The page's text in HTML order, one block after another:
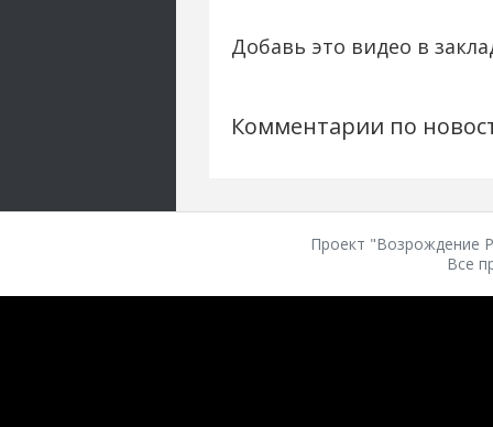
Добавь это видео в
Комментарии по
Проект "Возрождение
Все